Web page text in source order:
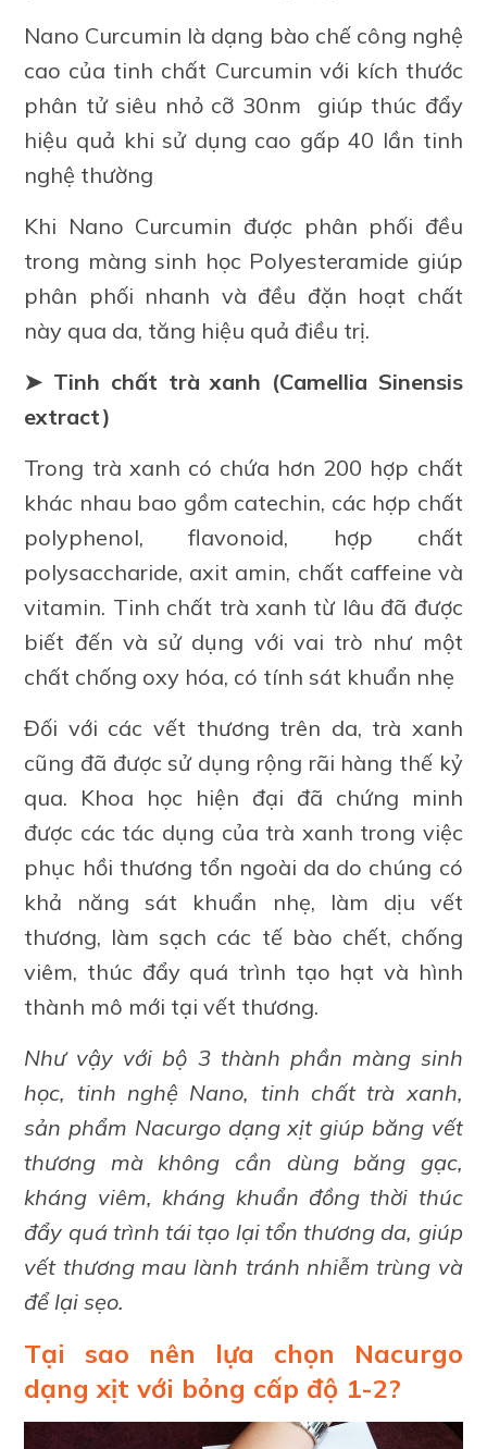
Nano Curcumin là dạng bào chế công nghệ
cao của tinh chất Curcumin với kích thước
phân tử siêu nhỏ cỡ 30nm giúp thúc đẩy
hiệu quả khi sử dụng cao gấp 40 lần tinh
nghệ thường
Khi Nano Curcumin được phân phối đều
trong màng sinh học Polyesteramide giúp
phân phối nhanh và đều đặn hoạt chất
này qua da, tăng hiệu quả điều trị.
➤ Tinh chất trà xanh (Camellia Sinensis
extract)
Trong trà xanh có chứa hơn 200 hợp chất
khác nhau bao gồm catechin, các hợp chất
polyphenol, flavonoid, hợp chất
polysaccharide, axit amin, chất caffeine và
vitamin. Tinh chất trà xanh từ lâu đã được
biết đến và sử dụng với vai trò như một
chất chống oxy hóa, có tính sát khuẩn nhẹ
Đối với các vết thương trên da, trà xanh
cũng đã được sử dụng rộng rãi hàng thế kỷ
qua. Khoa học hiện đại đã chứng minh
được các tác dụng của trà xanh trong việc
phục hồi thương tổn ngoài da do chúng có
khả năng sát khuẩn nhẹ, làm dịu vết
thương, làm sạch các tế bào chết, chống
viêm, thúc đẩy quá trình tạo hạt và hình
thành mô mới tại vết thương.
Như vậy với bộ 3 thành phần màng sinh
học, tinh nghệ Nano, tinh chất trà xanh,
sản phẩm Nacurgo dạng xịt giúp băng vết
thương mà không cần dùng băng gạc,
kháng viêm, kháng khuẩn đồng thời thúc
đẩy quá trình tái tạo lại tổn thương da, giúp
vết thương mau lành tránh nhiễm trùng và
để lại sẹo.
Tại sao nên lựa chọn Nacurgo
dạng xịt với bỏng cấp độ 1-2?